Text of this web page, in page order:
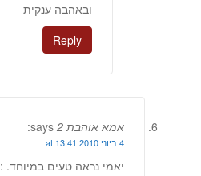
ובאהבה ענקית
Reply
אמא אוהבת 2 says:
4 ביוני 2010 at 13:41
יאמי נראה טעים במיוחד. :lol: